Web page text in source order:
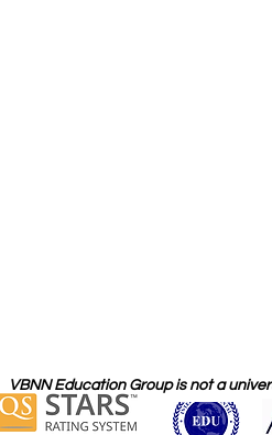
VBNN Education Group is not a